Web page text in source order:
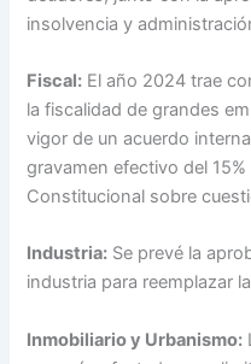
insolvencia y
Fiscal: El año 2024 trae
la fiscalidad de grandes
vigor de un acuerdo
gravamen efectivo del
Constitucional sobre
Industria: Se prevé la
industria para reemplazar
Inmobiliario y Urbanismo: